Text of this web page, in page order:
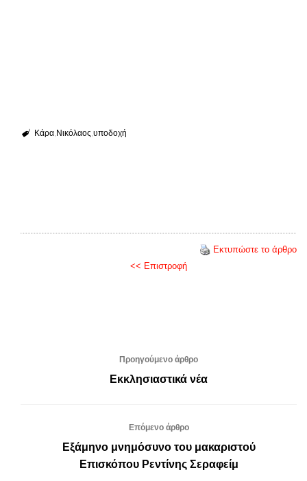
Κάρα Νικόλαος υποδοχή
Εκτυπώστε το άρθρο
<< Επιστροφή
Προηγούμενο άρθρο
Εκκλησιαστικά νέα
Επόμενο άρθρο
Εξάμηνο μνημόσυνο του μακαριστού
Επισκόπου Ρεντίνης Σεραφείμ